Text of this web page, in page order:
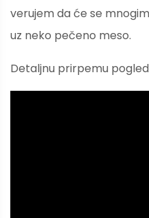
verujem da će se
uz neko pečeno meso.
Detaljnu prirpemu